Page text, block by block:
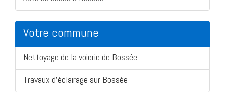
Votre commune
Nettoyage de la voierie de Bossée
Travaux d'éclairage sur Bossée